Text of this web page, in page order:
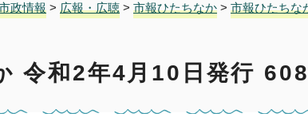
政情報 > 広報・広聴 > 市報ひたちなか > 市報ひたちな
令和2年4月10日発行